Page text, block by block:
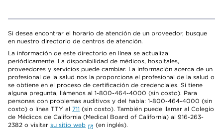
Si desea encontrar el horario de atención de un proveedor, busque
en nuestro directorio de centros de atención.
La información de este directorio en línea se actualiza
periódicamente. La disponibilidad de médicos, hospitales,
proveedores y servicios puede cambiar. La información acerca de un
profesional de la salud nos la proporciona el profesional de la salud o
se obtiene en el proceso de certificación de credenciales. Si tiene
alguna pregunta, llámenos al 1-800-464-4000 (sin costo). Para
personas con problemas auditivos y del habla: 1-800-464-4000 (sin
costo) o línea TTY al 711 (sin costo). También puede llamar al Colegio
de Médicos de California (Medical Board of California) al 916-263-
2382 o visitar su sitio web
(en inglés).